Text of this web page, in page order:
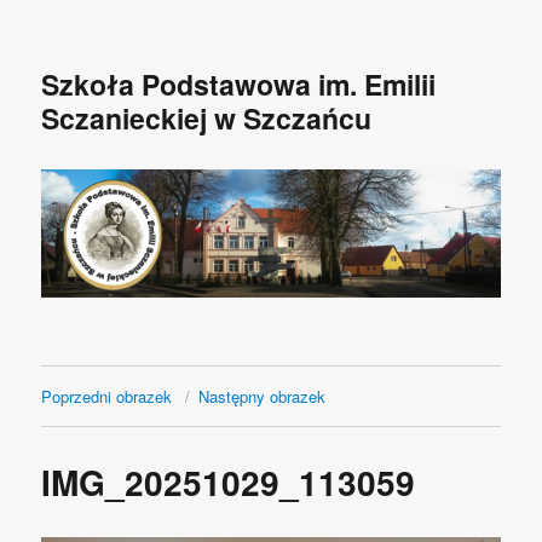
Szkoła Podstawowa im. Emilii
Sczanieckiej w Szczańcu
Poprzedni obrazek Następny obrazek
IMG_20251029_113059